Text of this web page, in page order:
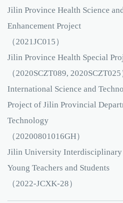
Jilin Province Health Science
Enhancement Project
（2021JC015）
Jilin Province Health Special
（2020SCZT089, 2020SCZT025
International Science and
Project of Jilin Provincial
Technology
（20200801016GH）
Jilin University
Young Teachers and Students
（2022-JCXK-28）